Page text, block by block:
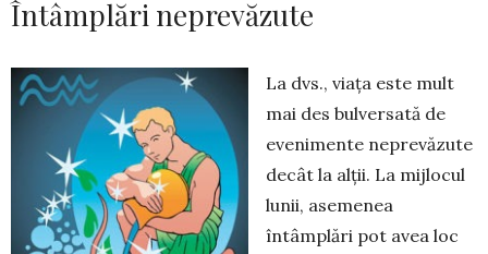
Întâmplări neprevăzute
La dvs., viața este mult
mai des bulversată de
evenimente neprevăzute
decât la alții. La mij­locul
lunii, asemenea
întâmplări pot avea loc